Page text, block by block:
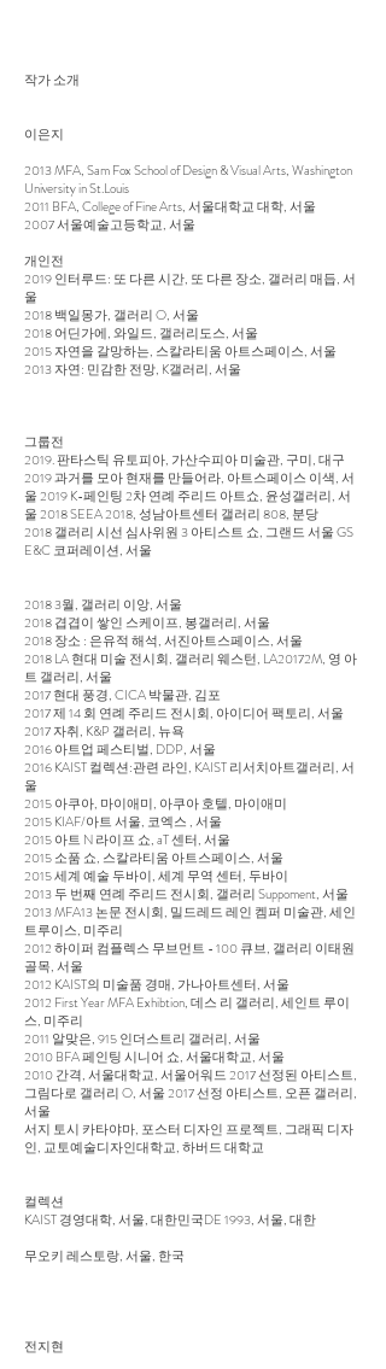
작가 소개
이은지
2013 MFA, Sam Fox School of Design & Visual Arts, Washington
University in St.Louis
2011 BFA, College of Fine Arts, 서울대학교 대학, 서울
2007 서울예술고등학교, 서울
개인전
2019 인터루드: 또 다른 시간, 또 다른 장소, 갤러리 매듭, 서
울
2018 백일몽가, 갤러리 O, 서울
2018 어딘가에, 와일드, 갤러리도스, 서울
2015 자연을 갈망하는, 스칼라티움 아트스페이스, 서울
2013 자연: 민감한 전망, K갤러리, 서울
그룹전
2019. 판타스틱 유토피아, 가산수피아 미술관, 구미, 대구
2019 과거를 모아 현재를 만들어라, 아트스페이스 이색, 서
울 2019 K-페인팅 2차 연례 주리드 아트쇼, 윤성갤러리, 서
울 2018 SEEA 2018, 성남아트센터 갤러리 808, 분당
2018 갤러리 시선 심사위원 3 아티스트 쇼, 그랜드 서울 GS
E&C 코퍼레이션, 서울
2018 3월, 갤러리 이앙, 서울
2018 겹겹이 쌓인 스케이프, 봉갤러리, 서울
2018 장소 : 은유적 해석, 서진아트스페이스, 서울
2018 LA 현대 미술 전시회, 갤러리 웨스턴, LA20172M, 영 아
트 갤러리, 서울
2017 현대 풍경, CICA 박물관, 김포
2017 제 14 회 연례 주리드 전시회, 아이디어 팩토리, 서울
2017 자취, K&P 갤러리, 뉴욕
2016 아트업 페스티벌, DDP, 서울
2016 KAIST 컬렉션:관련 라인, KAIST 리서치아트갤러리, 서
울
2015 아쿠아, 마이애미, 아쿠아 호텔, 마이애미
2015 KIAF/아트 서울, 코엑스 , 서울
2015 아트 N 라이프 쇼, aT 센터, 서울
2015 소품 쇼, 스칼라티움 아트스페이스, 서울
2015 세계 예술 두바이, 세계 무역 센터, 두바이
2013 두 번째 연례 주리드 전시회, 갤러리 Suppoment, 서울
2013 MFA13 논문 전시회, 밀드레드 레인 켐퍼 미술관, 세인
트루이스, 미주리
2012 하이퍼 컴플렉스 무브먼트 - 100 큐브, 갤러리 이태원
골목, 서울
2012 KAIST의 미술품 경매, 가나아트센터, 서울
2012 First Year MFA Exhibtion, 데스 리 갤러리, 세인트 루이
스, 미주리
2011 알맞은, 915 인더스트리 갤러리, 서울
2010 BFA 페인팅 시니어 쇼, 서울대학교, 서울
2010 간격, 서울대학교, 서울어워드 2017 선정된 아티스트,
그림다로 갤러리 O, 서울 2017 선정 아티스트, 오픈 갤러리,
서울
서지 토시 카타야마, 포스터 디자인 프로젝트, 그래픽 디자
인, 교토예술디자인대학교, 하버드 대학교
컬렉션
KAIST 경영대학, 서울, 대한민국DE 1993, 서울, 대한
무오키 레스토랑, 서울, 한국
전지현